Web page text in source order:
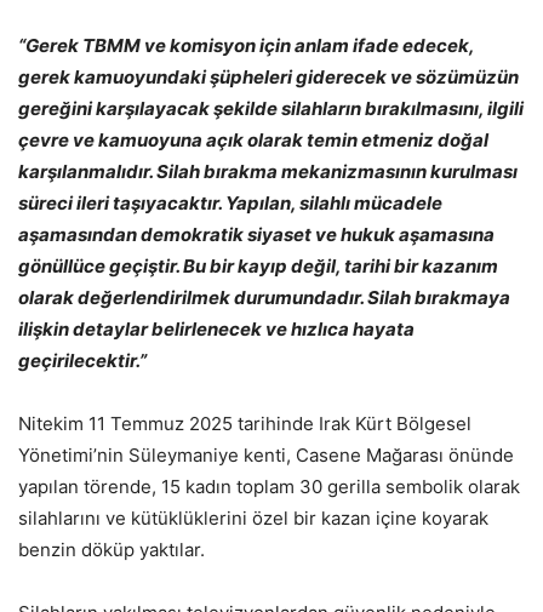
“Gerek TBMM ve komisyon için anlam ifade edecek,
gerek kamuoyundaki şüpheleri giderecek ve sözümüzün
gereğini karşılayacak şekilde silahların bırakılmasını, ilgili
çevre ve kamuoyuna açık olarak temin etmeniz doğal
karşılanmalıdır. Silah bırakma mekanizmasının kurulması
süreci ileri taşıyacaktır. Yapılan, silahlı mücadele
aşamasından demokratik siyaset ve hukuk aşamasına
gönüllüce geçiştir. Bu bir kayıp değil, tarihi bir kazanım
olarak değerlendirilmek durumundadır. Silah bırakmaya
ilişkin detaylar belirlenecek ve hızlıca hayata
geçirilecektir.”
Nitekim 11 Temmuz 2025 tarihinde Irak Kürt Bölgesel
Yönetimi’nin Süleymaniye kenti, Casene Mağarası önünde
yapılan törende, 15 kadın toplam 30 gerilla sembolik olarak
silahlarını ve kütüklüklerini özel bir kazan içine koyarak
benzin döküp yaktılar.